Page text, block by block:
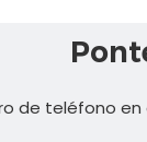
de teléfono